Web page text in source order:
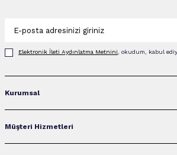
Elektronik İleti Aydınlatma Metni‌ni, okudum, kabul
Kurumsal
Müşteri Hizmetleri